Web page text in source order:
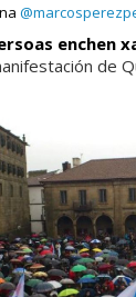
enchen
de